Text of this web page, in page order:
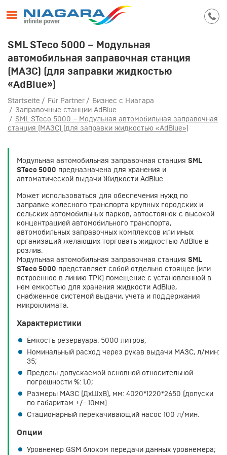
SML STeco 5000 – Модульная
автомобильная заправочная станция
(МАЗС) (для заправки жидкостью
«AdBlue»)
Startseite Für Partner
Бизнес с Ниагара
Заправочные станции AdBlue
SML STeco 5000 – Модульная автомобильная заправочная
станция (МАЗС) (для заправки жидкостью «AdBlue»)
Модульная автомобильная заправочная станция SML
STeco 5000 предназначена для хранения и
автоматической выдачи Жидкости AdBlue.
Может использоваться для обеспечения нужд по
заправке колесного транспорта крупных городских и
сельских автомобильных парков, автостоянок с высокой
концентрацией автомобильного транспорта,
автомобильных заправочных комплексов или иных
организаций желающих торговать жидкостью AdBlue в
розлив.
Модульная автомобильная заправочная станция SML
STeco 5000 представляет собой отдельно стоящее (или
встроенное в линию ТРК) помещение с установленной в
нем емкостью для хранения жидкости AdBlue,
снабженное системой выдачи, учета и поддержания
микроклимата.
Характеристики
Ёмкость резервуара: 5000 литров;
Номинальный расход через рукав выдачи МАЗС, л/мин:
35;
Пределы допускаемой основной относительной
погрешности %: 1,0;
Размеры МАЗС (ДхШхВ), мм: 4020*1220*2650 (допуски
по габаритам +/- 10мм)
Стационарный перекачивающий насос 100 л/мин.
Опции
Уровнемер GSM блоком передачи данных уровнемера;